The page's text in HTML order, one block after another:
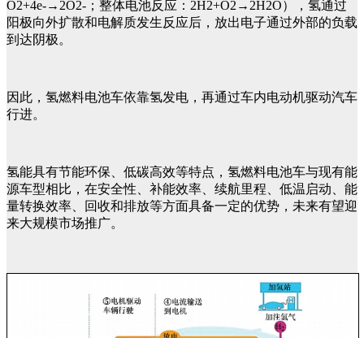
O2+4e-→2O2-；整体电池反应：2H2+O2→2H2O），氢通过
阳极向外扩散和电解质发生反应后，放出电子通过外部的负载
到达阴极。
因此，氢燃料电池车依靠氢发电，再通过车内电动机驱动汽车
行进。
氢能具有节能环保、低碳高效等特点，氢燃料电池车与现有能
源车型相比，在安全性、补能效率、续航里程、低温启动、能
量转换效率、回收和排放等方面具备一定的优势，未来有望迎
来大规模市场推广。